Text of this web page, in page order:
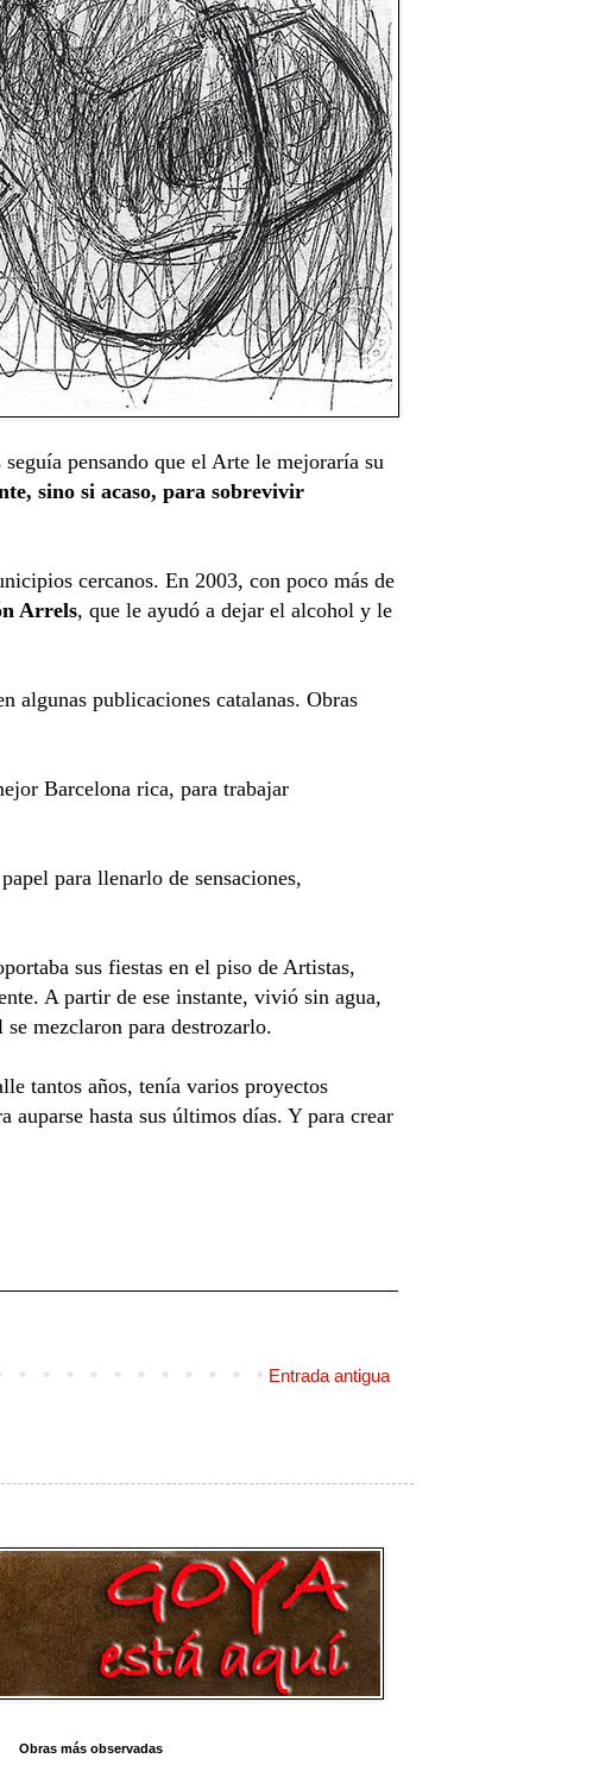
pensando que el Arte le mejoraría su
sino si acaso, para sobrevivir
cercanos. En 2003, con poco más de
Arrels, que le ayudó a dejar el alcohol y le
algunas publicaciones catalanas. Obras
Barcelona rica, para trabajar
para llenarlo de sensaciones,
sus fiestas en el piso de Artistas,
A partir de ese instante, vivió sin agua,
mezclaron para destrozarlo.
tantos años, tenía varios proyectos
auparse hasta sus últimos días. Y para crear
Entrada antigua
Obras más observadas